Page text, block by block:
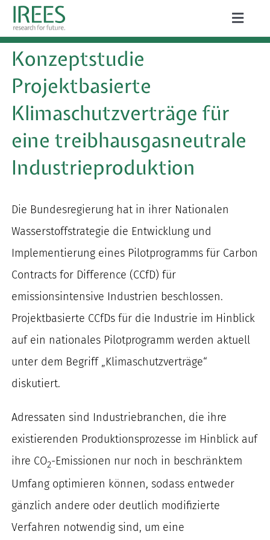
Zum
Inhalt
springen
Toggle
ÜBER UNS
LEISTUNGEN
AKTUELLES
PROJEKTE
PUBLIKATIONEN
Konzeptstudie
Projektbasierte
Klimaschutzverträge für
eine treibhausgasneutrale
Industrieproduktion
Die Bundesregierung hat in ihrer Nationalen
Wasserstoffstrategie die Entwicklung und
Implementierung eines Pilotprogramms für Carbon
Contracts for Difference (CCfD) für
emissionsintensive Industrien beschlossen.
Projektbasierte CCfDs für die Industrie im Hinblick
auf ein nationales Pilotprogramm werden aktuell
unter dem Begriff „Klimaschutzverträge“
diskutiert.
Adressaten sind Industriebranchen, die ihre
existierenden Produktionsprozesse im Hinblick auf
ihre CO2-Emissionen nur noch in beschränktem
Umfang optimieren können, sodass entweder
gänzlich andere oder deutlich modifizierte
Verfahren notwendig sind, um eine